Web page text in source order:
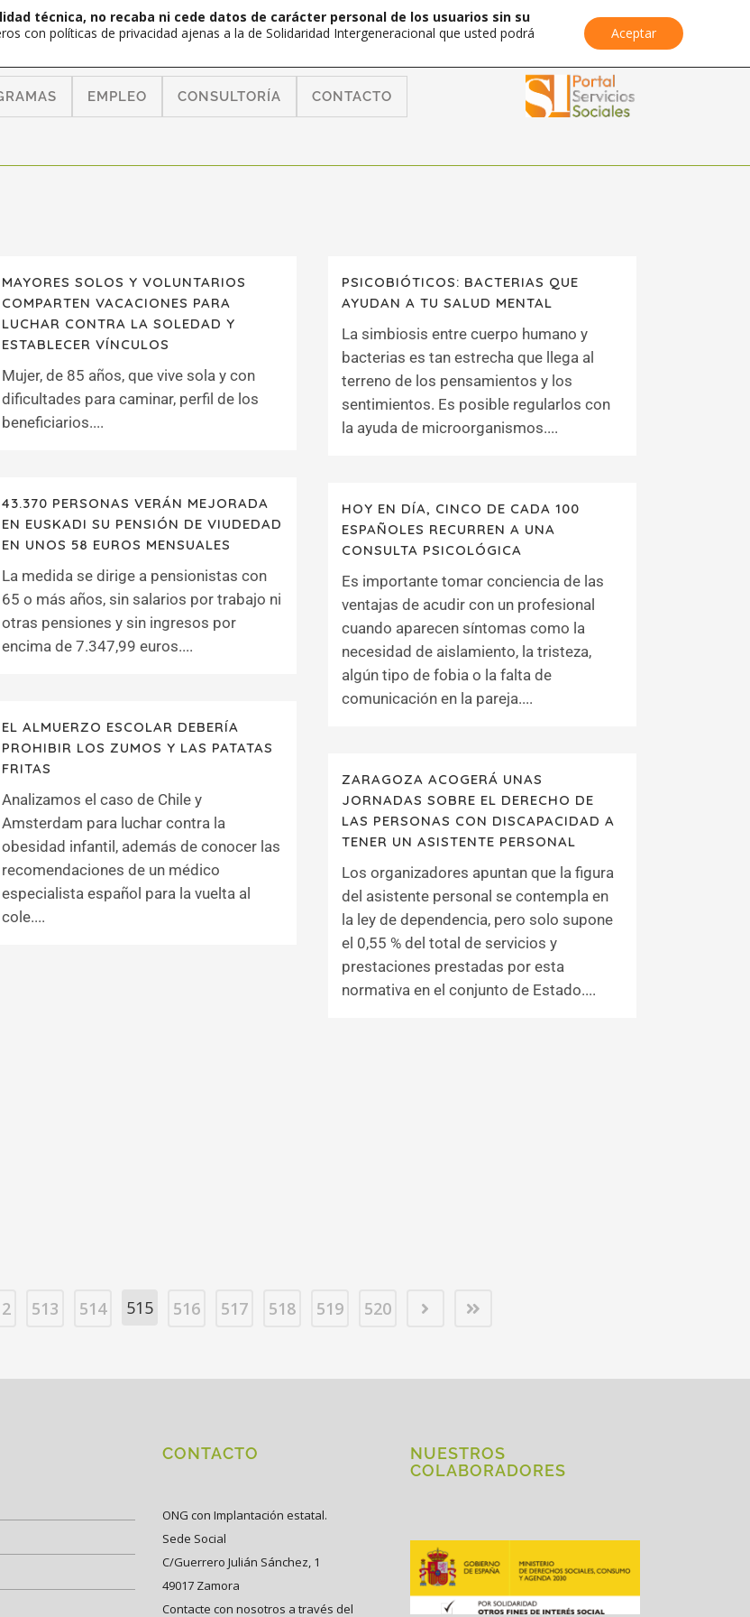
EMPLEO CONSULTORÍA CONTACTO
MAYORES SOLOS Y VOLUNTARIOS
COMPARTEN VACACIONES PARA
LUCHAR CONTRA LA SOLEDAD Y
ESTABLECER VÍNCULOS
Mujer, de 85 años, que vive sola y con
dificultades para caminar, perfil de los
beneficiarios....
PSICOBIÓTICOS: BACTERIAS QUE
AYUDAN A TU SALUD MENTAL
La simbiosis entre cuerpo humano y
bacterias es tan estrecha que llega al
terreno de los pensamientos y los
sentimientos. Es posible regularlos con
la ayuda de microorganismos....
43.370 PERSONAS VERÁN MEJORADA
EN EUSKADI SU PENSIÓN DE VIUDEDAD
EN UNOS 58 EUROS MENSUALES
La medida se dirige a pensionistas con
65 o más años, sin salarios por trabajo ni
otras pensiones y sin ingresos por
encima de 7.347,99 euros....
HOY EN DÍA, CINCO DE CADA 100
ESPAÑOLES RECURREN A UNA
CONSULTA PSICOLÓGICA
Es importante tomar conciencia de las
ventajas de acudir con un profesional
cuando aparecen síntomas como la
necesidad de aislamiento, la tristeza,
algún tipo de fobia o la falta de
comunicación en la pareja....
EL ALMUERZO ESCOLAR DEBERÍA
PROHIBIR LOS ZUMOS Y LAS PATATAS
FRITAS
Analizamos el caso de Chile y
Amsterdam para luchar contra la
obesidad infantil, además de conocer las
recomendaciones de un médico
especialista español para la vuelta al
cole....
ZARAGOZA ACOGERÁ UNAS
JORNADAS SOBRE EL DERECHO DE
LAS PERSONAS CON DISCAPACIDAD A
TENER UN ASISTENTE PERSONAL
Los organizadores apuntan que la figura
del asistente personal se contempla en
la ley de dependencia, pero solo supone
el 0,55 % del total de servicios y
prestaciones prestadas por esta
normativa en el conjunto de Estado....
513 514 515 516 517 518 519 520
CONTACTO
ONG con Implantación estatal.
Sede Social
C/Guerrero Julián Sánchez, 1
49017 Zamora
Contacte con nosotros a través del
NUESTROS
COLABORADORES
técnica, no recaba ni cede datos de carácter personal de los usuarios sin su
con políticas de privacidad ajenas a la de Solidaridad Intergeneracional que usted podrá
Aceptar